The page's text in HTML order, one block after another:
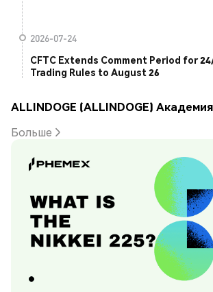
2026-07-24
CFTC Extends Comment Period for
Trading Rules to August 26
ALLINDOGE (ALLINDOGE) Академия
Больше